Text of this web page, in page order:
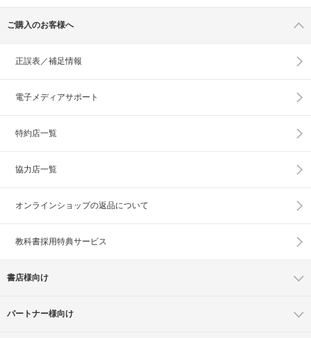
ご購入のお客様へ
正誤表／補足情報
電子メディアサポート
特約店一覧
協力店一覧
オンラインショップの返品について
教科書採用特典サービス
書店様向け
パートナー様向け